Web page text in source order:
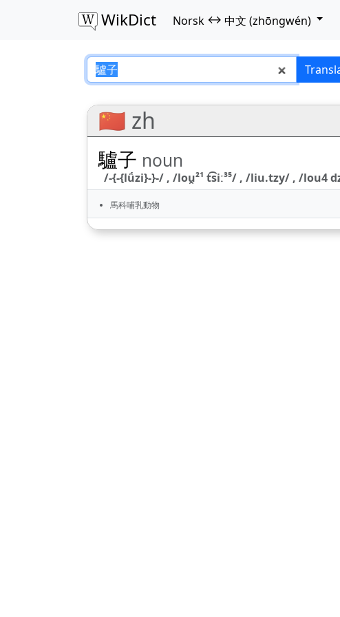
WikDict Norsk ↔ 中文 (zhōngwén)
驢子 – Norsk–中文
🇨🇳 zh
驢子 noun
/-{-{lǘzi}-}-/ , /lou̯²¹ t͡siː³⁵/ , /liu.tzy/ , /lou4
馬科哺乳動物